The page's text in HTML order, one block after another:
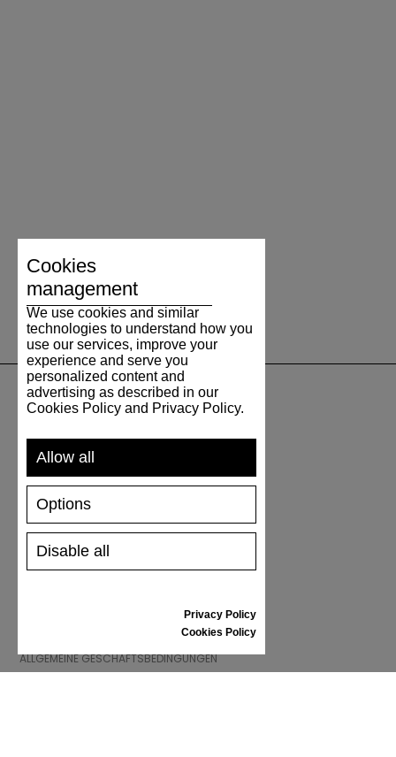
VERSAND UND ZAHLUNG
RÜCKSENDUNG
GRÖSSENTABELLE
SCHUHPFLEGE
GESCHENKGUTSCHEIN
REZENSIONEN
ALLGEMEINE GESCHÄFTSBEDINGUNGEN
Cookies
management
We use cookies and similar
technologies to understand how you
use our services, improve your
experience and serve you
personalized content and
advertising as described in our
Cookies Policy and Privacy Policy.
Allow all
Disable all
Options
Privacy Policy
Cookies Policy